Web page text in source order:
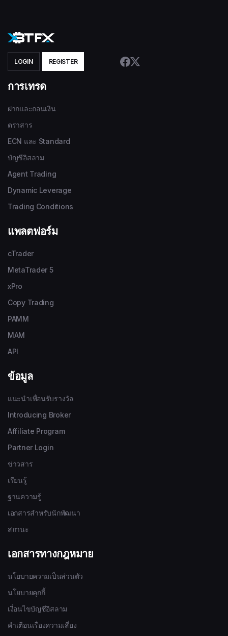
LOGIN REGISTER
การเทรด
ฝากและถอนเงิน
ตราสาร
ECN และ Standard
บัญชีอิสลาม
Agent Trading
Dynamic Leverage
Trading Conditions
แพลตฟอร์ม
cTrader
MetaTrader 5
xPro
Copy Trading
PAMM
MAM
API
ข้อมูล
แนะนำเพื่อนรับรางวัล
Introducing Broker
Affiliate Program
Partner Login
ข่าวสาร
เรียนรู้
ฐานความรู้
เอกสารสำหรับนักพัฒนา
สถานะ
เอกสารทางกฎหมาย
นโยบายความเป็นส่วนตัว
นโยบายคุกกี้
เงื่อนไขบัญชีอิสลาม
คำเตือนเรื่องความเสี่ยง